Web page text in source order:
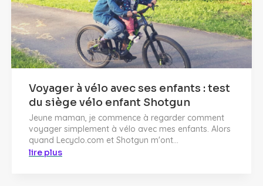
Voyager à vélo avec ses enfants : test
du siège vélo enfant Shotgun
Jeune maman, je commence à regarder comment
voyager simplement à vélo avec mes enfants. Alors
quand Lecyclo.com et Shotgun m'ont...
lire plus